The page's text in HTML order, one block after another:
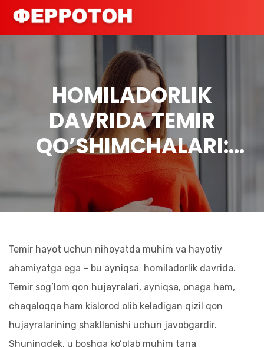
HOMILADORLIK
DAVRIDA TEMIR
QO’SHIMCHALARI:
QACHON QABUL
QILISHNI BOSHLASH
Temir hayot uchun nihoyatda muhim va hayotiy
ahamiyatga ega – bu ayniqsa homiladorlik davrida.
Temir sog’lom qon hujayralari, ayniqsa, onaga ham,
chaqaloqqa ham kislorod olib keladigan qizil qon
hujayralarining shakllanishi uchun javobgardir.
Shuningdek, u boshqa ko’plab muhim tana